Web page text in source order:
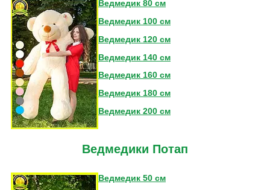
Ведмедик 80 см
Ведмедик 100 см
Ведмедик 120 см
Ведмедик 140 см
Ведмедик 160 см
Ведмедик 180 см
Ведмедик 200 см
Ведмедики Потап
Ведмедик 50 см